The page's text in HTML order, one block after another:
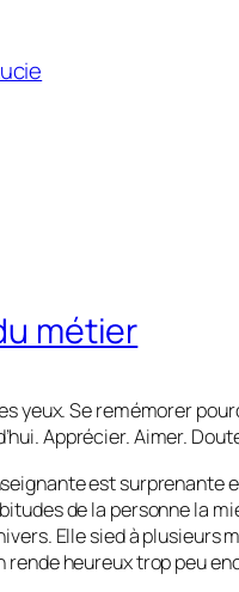
métier
yeux. Se remémorer
Apprécier. Aimer.
est surprenante
de la personne la
Elle sied à plusieurs
rende heureux trop peu